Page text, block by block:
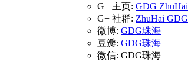
G+ 主页: GDG ZhuHai
G+ 社群: ZhuHai GDG
微博: GDG珠海
豆瓣: GDG珠海
微信: GDG珠海